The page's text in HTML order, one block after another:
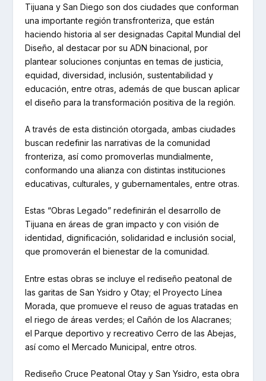
Tijuana y San Diego son dos ciudades que conforman
una importante región transfronteriza, que están
haciendo historia al ser designadas Capital Mundial del
Diseño, al destacar por su ADN binacional, por
plantear soluciones conjuntas en temas de justicia,
equidad, diversidad, inclusión, sustentabilidad y
educación, entre otras, además de que buscan aplicar
el diseño para la transformación positiva de la región.
A través de esta distinción otorgada, ambas ciudades
buscan redefinir las narrativas de la comunidad
fronteriza, así como promoverlas mundialmente,
conformando una alianza con distintas instituciones
educativas, culturales, y gubernamentales, entre otras.
Estas “Obras Legado” redefinirán el desarrollo de
Tijuana en áreas de gran impacto y con visión de
identidad, dignificación, solidaridad e inclusión social,
que promoverán el bienestar de la comunidad.
Entre estas obras se incluye el rediseño peatonal de
las garitas de San Ysidro y Otay; el Proyecto Línea
Morada, que promueve el reuso de aguas tratadas en
el riego de áreas verdes; el Cañón de los Alacranes;
el Parque deportivo y recreativo Cerro de las Abejas,
así como el Mercado Municipal, entre otros.
Rediseño Cruce Peatonal Otay y San Ysidro, esta obra